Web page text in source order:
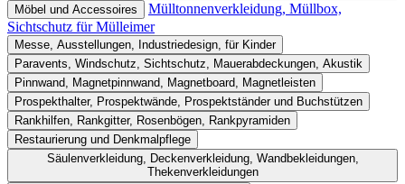
Möbel und Accessoires
Mülltonnenverkleidung, Müllbox,
Sichtschutz für Mülleimer
Messe, Ausstellungen, Industriedesign, für Kinder
Paravents, Windschutz, Sichtschutz, Mauerabdeckungen, Akustik
Pinnwand, Magnetpinnwand, Magnetboard, Magnetleisten
Prospekthalter, Prospektwände, Prospektständer und Buchstützen
Rankhilfen, Rankgitter, Rosenbögen, Rankpyramiden
Restaurierung und Denkmalpflege
Säulenverkleidung, Deckenverkleidung, Wandbekleidungen,
Thekenverkleidungen